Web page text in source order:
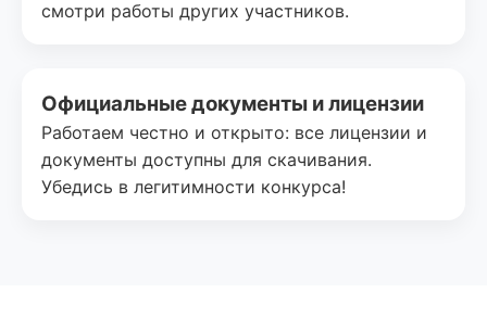
смотри работы других участников.
Официальные документы и лицензии
Работаем честно и открыто: все лицензии и
документы доступны для скачивания.
Убедись в легитимности конкурса!